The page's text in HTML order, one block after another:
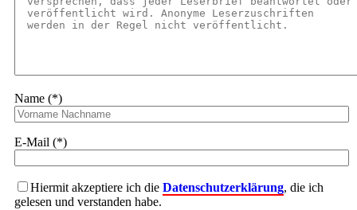
Name (*)
E-Mail (*)
Hiermit akzeptiere ich die Datenschutzerklärung, die ich
gelesen und verstanden habe.